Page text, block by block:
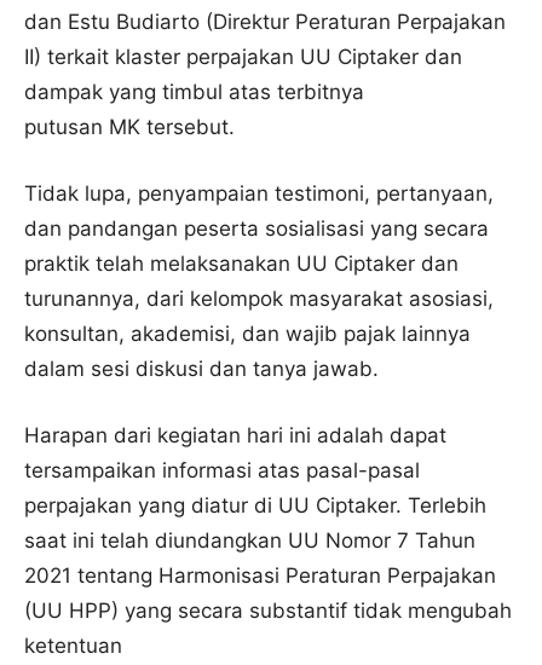
dan Estu Budiarto (Direktur Peraturan Perpajakan
II) terkait klaster perpajakan UU Ciptaker dan
dampak yang timbul atas terbitnya
putusan MK tersebut.
Tidak lupa, penyampaian testimoni, pertanyaan,
dan pandangan peserta sosialisasi yang secara
praktik telah melaksanakan UU Ciptaker dan
turunannya, dari kelompok masyarakat asosiasi,
konsultan, akademisi, dan wajib pajak lainnya
dalam sesi diskusi dan tanya jawab.
Harapan dari kegiatan hari ini adalah dapat
tersampaikan informasi atas pasal-pasal
perpajakan yang diatur di UU Ciptaker. Terlebih
saat ini telah diundangkan UU Nomor 7 Tahun
2021 tentang Harmonisasi Peraturan Perpajakan
(UU HPP) yang secara substantif tidak mengubah
ketentuan